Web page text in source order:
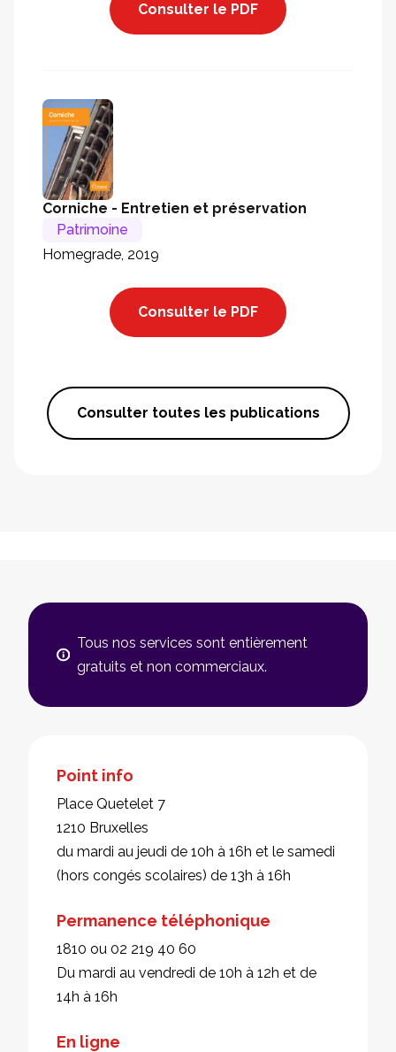
Consulter le PDF
Corniche - Entretien et préservation
Patrimoine
Homegrade, 2019
Consulter le PDF
Consulter toutes les publications
Tous nos services sont entièrement
gratuits et non commerciaux.
Point info
Place Quetelet 7
1210 Bruxelles
du mardi au jeudi de 10h à 16h et le samedi
(hors congés scolaires) de 13h à 16h
Permanence téléphonique
1810 ou 02 219 40 60
Du mardi au vendredi de 10h à 12h et de
14h à 16h
En ligne